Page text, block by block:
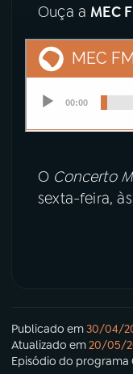
Ouça a MEC
O Concerto
sexta-feira,
Publicado em30/04/
Atualizado em20/05/
Episódio do programa